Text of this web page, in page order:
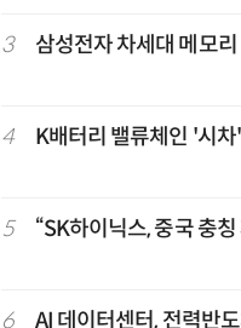
3 삼성전자 차세대 메모
4 K배터리 밸류체인 '시
5 “SK하이닉스, 중국 충
6 AI 데이터센터, 전력반